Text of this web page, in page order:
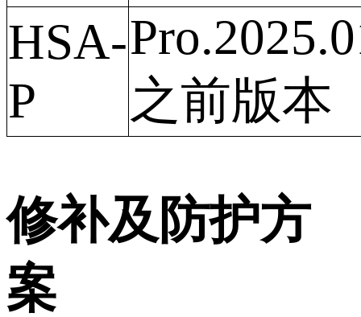
HSA-
P
之前版本
修补及防护方
案